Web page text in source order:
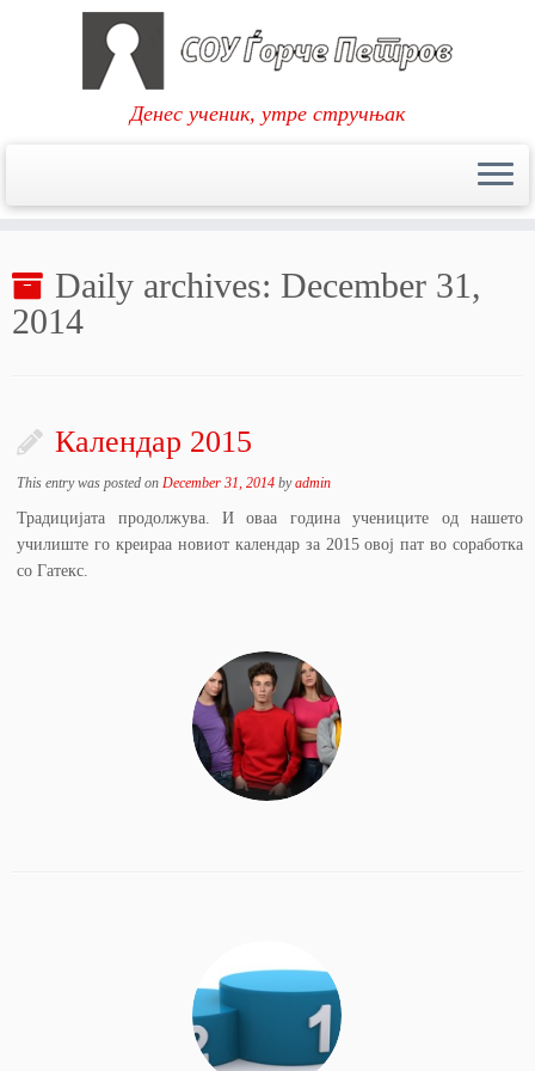
content
Денес ученик, утре стручњак
Daily archives: December 31,
2014
Календар 2015
This entry was posted onDecember 31, 2014 byadmin
Традицијата продолжува. И оваа година учениците од нашето
училиште го креираа новиот календар за 2015 овој пат во соработка
со Гатекс.